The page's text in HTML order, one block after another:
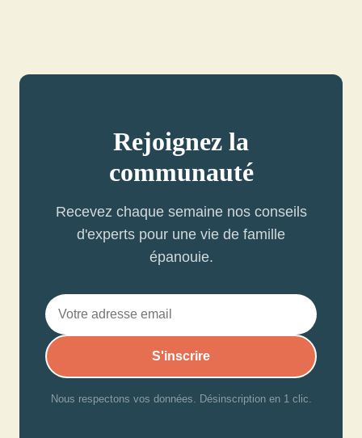
Rejoignez la
communauté
Recevez chaque semaine nos conseils
d'experts pour une vie de famille
épanouie.
S'inscrire
Nous respectons vos données. Désinscription en 1 clic.